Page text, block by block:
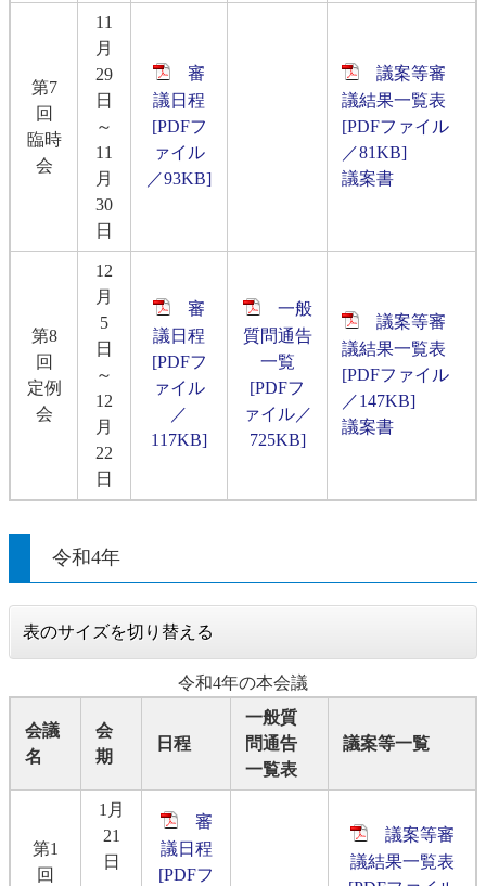
第7
回
臨時
会
11
月
29
日
～
11
月
30
日
審
議日程
[PDFフ
ァイル
／93KB]
議案等審
議結果一覧表
[PDFファイル
／81KB]
議案書
第8
回
定例
会
12
月
5
日
～
12
月
22
日
審
議日程
[PDFフ
ァイル
／
117KB]
一般
質問通告
一覧
[PDFフ
ァイル／
725KB]
議案等審
議結果一覧表
[PDFファイル
／147KB]
議案書
令和4年
表のサイズを切り替える
令和4年の本会議
会議
名
会
期
日程
一般質
問通告
一覧表
議案等一覧
第1
回
1月
21
日
審
議日程
[PDFフ
議案等審
議結果一覧表